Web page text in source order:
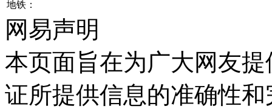
地铁：
网易声明
本页面旨在为广大网友
证所提供信息的准确性